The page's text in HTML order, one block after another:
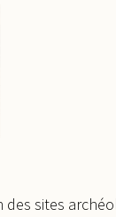
des sites